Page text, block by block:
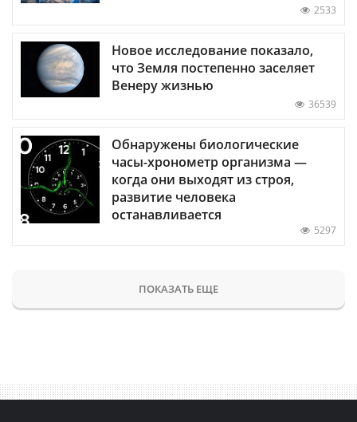
2533
Новое исследование показало,
что Земля постепенно заселяет
Венеру жизнью
36539
Обнаружены биологические
часы-хронометр организма —
когда они выходят из строя,
развитие человека
останавливается
5297
ПОКАЗАТЬ ЕЩЕ